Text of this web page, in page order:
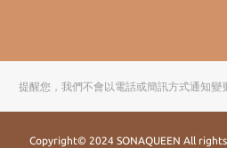
提醒您，我們不會以電話或簡訊方式通知變
Copyright© 2024 SONAQUEEN All